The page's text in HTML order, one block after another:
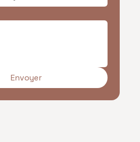
Envoyer